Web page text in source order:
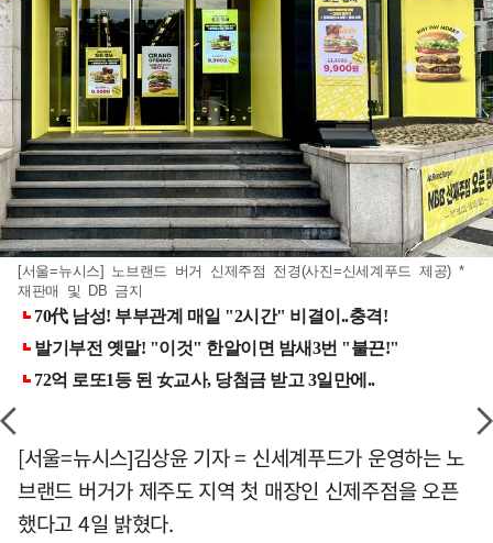
[서울=뉴시스] 노브랜드 버거 신제주점 전경(사진=신세계푸드 제공) *
재판매 및 DB 금지
[서울=뉴시스]김상윤 기자 = 신세계푸드가 운영하는 노
브랜드 버거가 제주도 지역 첫 매장인 신제주점을 오픈
했다고 4일 밝혔다.